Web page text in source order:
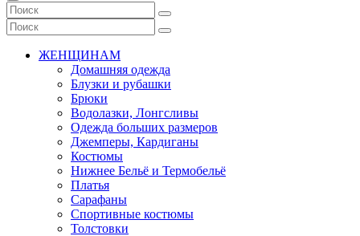
ЖЕНЩИНАМ
Домашняя одежда
Блузки и рубашки
Брюки
Водолазки, Лонгсливы
Одежда больших размеров
Джемперы, Кардиганы
Костюмы
Нижнее Бельё и Термобельё
Платья
Сарафаны
Спортивные костюмы
Толстовки